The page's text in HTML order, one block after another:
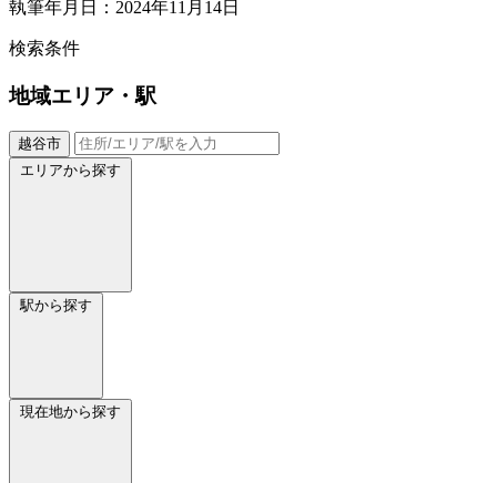
執筆年月日：2024年11月14日
検索条件
地域エリア・駅
越谷市
エリアから探す
駅から探す
現在地から探す